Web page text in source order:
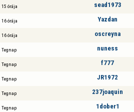
15 órája sead1973
16 órája Yazdan
16 órája oscreyna
Tegnap nuness
Tegnap f777
Tegnap JR1972
Tegnap 237joaquin
Tegnap 1dober1